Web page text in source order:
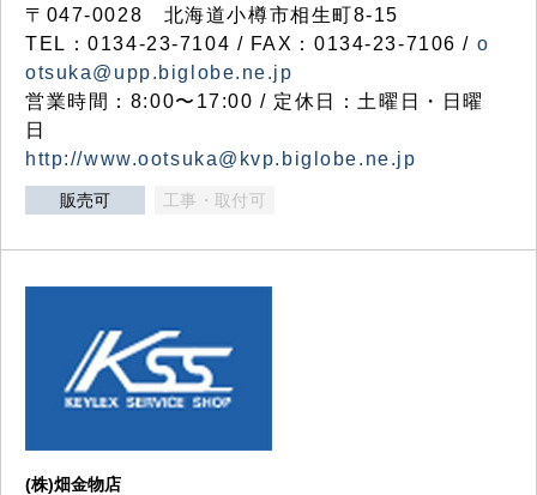
〒047-0028 北海道小樽市相生町8-15
TEL：0134-23-7104 / FAX：0134-23-7106 / o
otsuka@upp.biglobe.ne.jp
営業時間：8:00〜17:00 / 定休日：土曜日・日曜
日
http://www.ootsuka@kvp.biglobe.ne.jp
販売可 工事・取付可
(株)畑金物店